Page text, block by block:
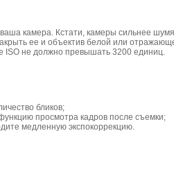
камера. Кстати, камеры сильнее
ее и объектив белой или
ISO не должно превышать 3200 единиц.
бликов;
просмотра кадров после съемки;
медленную экспокоррекцию.